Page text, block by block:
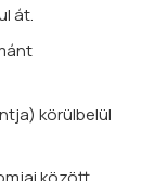
át.
körülbelül